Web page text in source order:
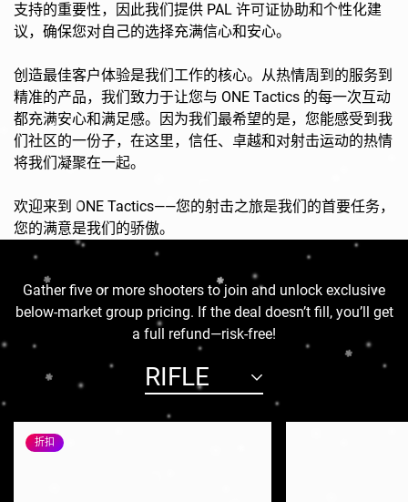
支持的重要性，因此我们提供 PAL 许可证协助和个性化建
议，确保您对自己的选择充满信心和安心。
创造最佳客户体验是我们工作的核心。从热情周到的服务到
精准的产品，我们致力于让您与 ONE Tactics 的每一次互动
都充满安心和满足感。因为我们最希望的是，您能感受到我
们社区的一份子，在这里，信任、卓越和对射击运动的热情
将我们凝聚在一起。
欢迎来到 ONE Tactics——您的射击之旅是我们的首要任务，
您的满意是我们的骄傲。
Gather five or more shooters to join and unlock exclusive
below-market group pricing. If the deal doesn’t fill, you’ll get
a full refund—risk-free!
RIFLE
折扣